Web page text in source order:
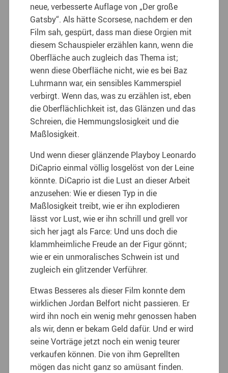
neue, verbesserte Auflage von „Der große
Gatsby“. Als hätte Scorsese, nachdem er den
Film sah, gespürt, dass man diese Orgien mit
diesem Schauspieler erzählen kann, wenn die
Oberfläche auch zugleich das Thema ist;
wenn diese Oberfläche nicht, wie es bei Baz
Luhrmann war, ein sensibles Kammerspiel
verbirgt. Wenn das, was zu erzählen ist, eben
die Oberflächlichkeit ist, das Glänzen und das
Schreien, die Hemmungslosigkeit und die
Maßlosigkeit.
Und wenn dieser glänzende Playboy Leonardo
DiCaprio einmal völlig losgelöst von der Leine
könnte. DiCaprio ist die Lust an dieser Arbeit
anzusehen: Wie er diesen Typ in die
Maßlosigkeit treibt, wie er ihn explodieren
lässt vor Lust, wie er ihn schrill und grell vor
sich her jagt als Farce: Und uns doch die
klammheimliche Freude an der Figur gönnt;
wie er ein unmoralisches Schwein ist und
zugleich ein glitzender Verführer.
Etwas Besseres als dieser Film konnte dem
wirklichen Jordan Belfort nicht passieren. Er
wird ihn noch ein wenig mehr genossen haben
als wir, denn er bekam Geld dafür. Und er wird
seine Vorträge jetzt noch ein wenig teurer
verkaufen können. Die von ihm Geprellten
mögen das nicht ganz so amüsant finden.